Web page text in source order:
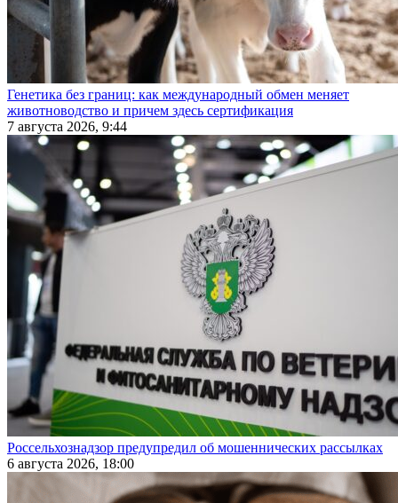
Генетика без границ: как международный обмен меняет
животноводство и причем здесь сертификация
7 августа 2026, 9:44
Россельхознадзор предупредил об мошеннических рассылках
6 августа 2026, 18:00